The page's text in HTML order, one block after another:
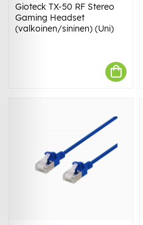
Gioteck TX-50 RF Stereo
Gaming Headset
(valkoinen/sininen) (Uni)